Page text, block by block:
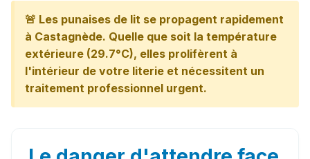
🚨 Les punaises de lit se propagent rapidement
à Castagnède. Quelle que soit la température
extérieure (29.7°C), elles prolifèrent à
l'intérieur de votre literie et nécessitent un
traitement professionnel urgent.